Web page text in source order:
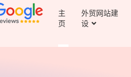
主
页
外贸网站建
设